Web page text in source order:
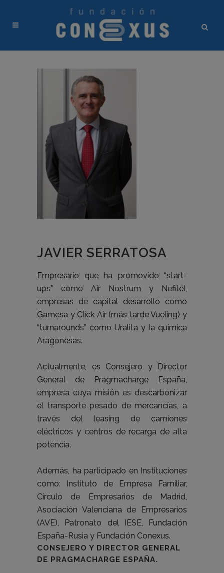
JAVIER SERRATOSA
Empresario que ha promovido “start-
ups” como Air Nostrum y Nefitel,
empresas de capital desarrollo como
Gamesa y Click Air (más tarde Vueling) y
“turnarounds” como Uralita y la química
Aragonesas.
Actualmente, es Consejero y Director
General de Pragmacharge España,
empresa cuya misión es descarbonizar
el transporte pesado de mercancías, a
través del leasing de camiones
eléctricos y centros de recarga de alta
potencia.
Además, ha participado en Instituciones
como: Instituto de Empresa Familiar,
Círculo de Empresarios de Madrid,
Asociación Valenciana de Empresarios
(AVE), Patronato del IESE, Fundación
España-Rusia y Fundación Conexus.
CONSEJERO Y DIRECTOR GENERAL
DE PRAGMACHARGE ESPAÑA.